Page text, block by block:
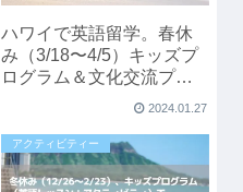
ハワイで英語留学。春休
み（3/18〜4/5）キッズプ
ログラム＆文化交流プロ
2024.01.27
アクティビティー